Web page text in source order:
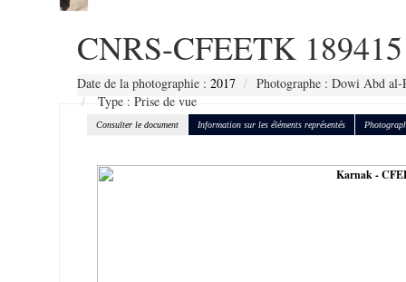
CNRS-CFEETK 189415
Date de la photographie : 2017
Photographe : Dowi Abd
Type : Prise de vue
Consulter le document Information sur les éléments représentés